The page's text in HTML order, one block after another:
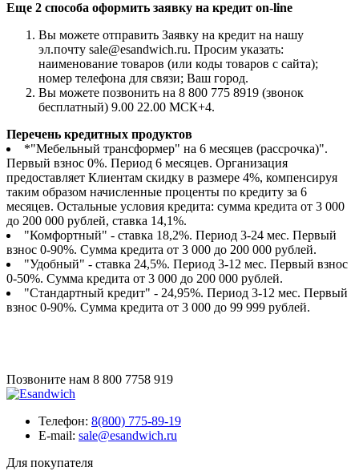
Еще 2 способа оформить заявку на кредит on-line
Вы можете отправить Заявку на кредит на нашу
эл.почту sale@esandwich.ru. Просим указать:
наименование товаров (или коды товаров с сайта);
номер телефона для связи; Ваш город.
Вы можете позвонить на 8 800 775 8919 (звонок
бесплатный) 9.00 22.00 МСК+4.
Перечень кредитных продуктов
*"Мебельный трансформер" на 6 месяцев (рассрочка)".
Первый взнос 0%. Период 6 месяцев. Организация
предоставляет Клиентам скидку в размере 4%, компенсируя
таким образом начисленные проценты по кредиту за 6
месяцев. Остальные условия кредита: сумма кредита от 3 000
до 200 000 рублей, ставка 14,1%.
"Комфортный" - ставка 18,2%. Период 3-24 мес. Первый
взнос 0-90%. Сумма кредита от 3 000 до 200 000 рублей.
"Удобный" - ставка 24,5%. Период 3-12 мес. Первый взнос
0-50%. Сумма кредита от 3 000 до 200 000 рублей.
"Стандартный кредит" - 24,95%. Период 3-12 мес. Первый
взнос 0-90%. Сумма кредита от 3 000 до 99 999 рублей.
Позвоните нам 8 800 7758 919
Телефон: 8(800) 775-89-19
E-mail: sale@esandwich.ru
Для покупателя